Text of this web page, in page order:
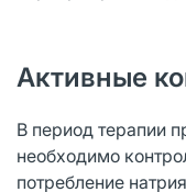
Активные
В период терапии
необходимо
потребление